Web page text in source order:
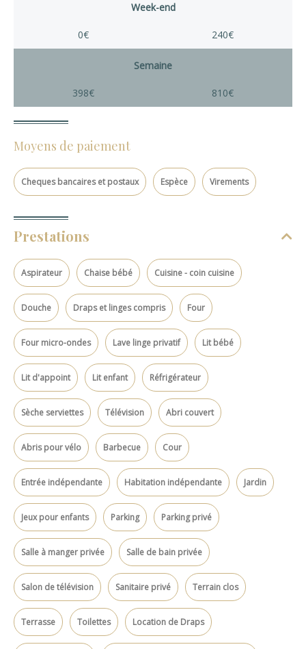
Week-end
0€ 240€
Semaine
398€ 810€
Moyens de paiement
Cheques bancaires et postaux Espèce Virements
Prestations
Aspirateur Chaise bébé Cuisine - coin cuisine
Douche Draps et linges compris Four
Four micro-ondes Lave linge privatif Lit bébé
Lit d'appoint Lit enfant Réfrigérateur
Sèche serviettes Télévision Abri couvert
Abris pour vélo Barbecue Cour
Entrée indépendante Habitation indépendante Jardin
Jeux pour enfants Parking Parking privé
Salle à manger privée Salle de bain privée
Salon de télévision Sanitaire privé Terrain clos
Terrasse Toilettes Location de Draps